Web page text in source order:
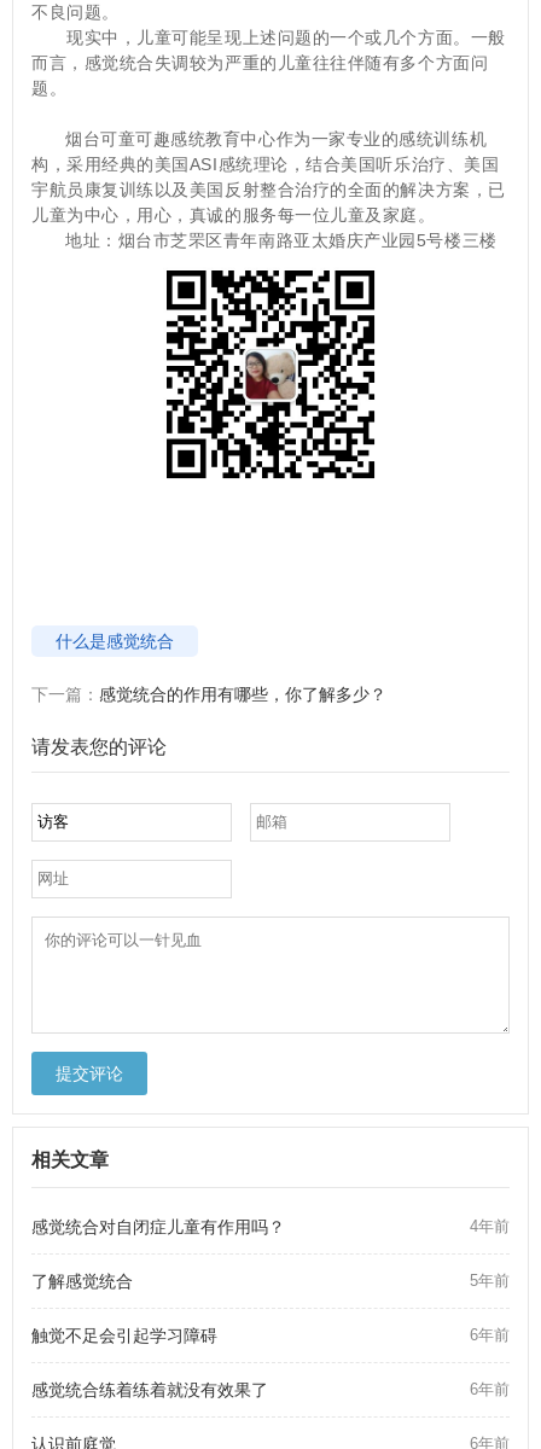
不良问题。
现实中，儿童可能呈现上述问题的一个或几个方面。一般
而言，感觉统合失调较为严重的儿童往往伴随有多个方面问
题。
烟台可童可趣感统教育中心作为一家专业的感统训练机
构，采用经典的美国ASI感统理论，结合美国听乐治疗、美国
宇航员康复训练以及美国反射整合治疗的全面的解决方案，已
儿童为中心，用心，真诚的服务每一位儿童及家庭。
地址：烟台市芝罘区青年南路亚太婚庆产业园5号楼三楼
什么是感觉统合
下一篇： 感觉统合的作用有哪些，你了解多少？
请发表您的评论
提交评论
相关文章
4年前
感觉统合对自闭症儿童有作用吗？
5年前
了解感觉统合
6年前
触觉不足会引起学习障碍
6年前
感觉统合练着练着就没有效果了
6年前
认识前庭觉